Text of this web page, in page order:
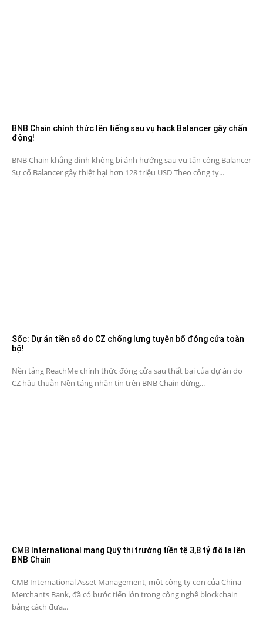
BNB Chain chính thức lên tiếng sau vụ hack Balancer gây chấn
động!
BNB Chain khẳng định không bị ảnh hưởng sau vụ tấn công Balancer
Sự cố Balancer gây thiệt hại hơn 128 triệu USD Theo công ty...
Sốc: Dự án tiền số do CZ chống lưng tuyên bố đóng cửa toàn
bộ!
Nền tảng ReachMe chính thức đóng cửa sau thất bại của dự án do
CZ hậu thuẫn Nền tảng nhắn tin trên BNB Chain dừng...
CMB International mang Quỹ thị trường tiền tệ 3,8 tỷ đô la lên
BNB Chain
CMB International Asset Management, một công ty con của China
Merchants Bank, đã có bước tiến lớn trong công nghệ blockchain
bằng cách đưa...